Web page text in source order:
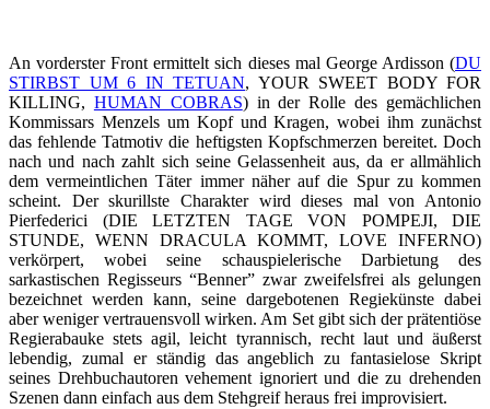
An vorderster Front ermittelt sich dieses mal George Ardisson (DU
STIRBST UM 6 IN TETUAN, YOUR SWEET BODY FOR
KILLING, HUMAN COBRAS) in der Rolle des gemächlichen
Kommissars Menzels um Kopf und Kragen, wobei ihm zunächst
das fehlende Tatmotiv die heftigsten Kopfschmerzen bereitet. Doch
nach und nach zahlt sich seine Gelassenheit aus, da er allmählich
dem vermeintlichen Täter immer näher auf die Spur zu kommen
scheint. Der skurillste Charakter wird dieses mal von Antonio
Pierfederici (DIE LETZTEN TAGE VON POMPEJI, DIE
STUNDE, WENN DRACULA KOMMT, LOVE INFERNO)
verkörpert, wobei seine schauspielerische Darbietung des
sarkastischen Regisseurs “Benner” zwar zweifelsfrei als gelungen
bezeichnet werden kann, seine dargebotenen Regiekünste dabei
aber weniger vertrauensvoll wirken. Am Set gibt sich der prätentiöse
Regierabauke stets agil, leicht tyrannisch, recht laut und äußerst
lebendig, zumal er ständig das angeblich zu fantasielose Skript
seines Drehbuchautoren vehement ignoriert und die zu drehenden
Szenen dann einfach aus dem Stehgreif heraus frei improvisiert.